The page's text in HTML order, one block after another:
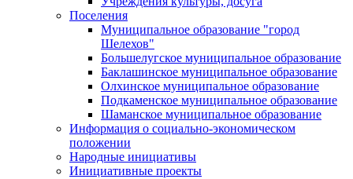
Поселения
Муниципальное образование "город
Шелехов"
Большелугское муниципальное образование
Баклашинское муниципальное образование
Олхинское муниципальное образование
Подкаменское муниципальное образование
Шаманское муниципальное образование
Информация о социально-экономическом
положении
Народные инициативы
Инициативные проекты